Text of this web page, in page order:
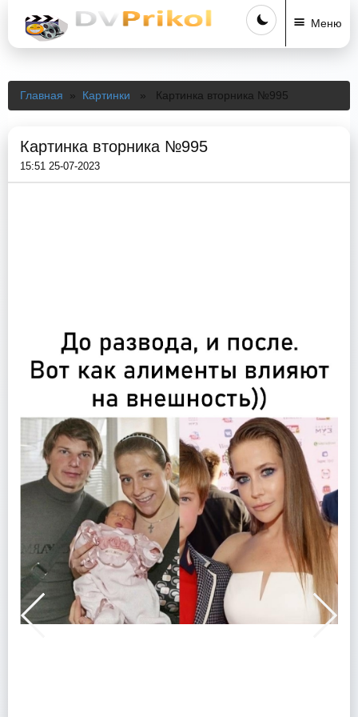
Меню
Главная » Картинки » Картинка вторника №995
Картинка вторника №995
15:51 25-07-2023